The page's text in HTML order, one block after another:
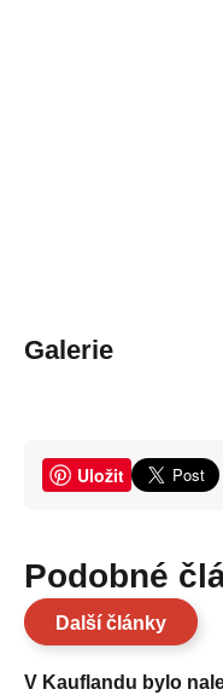
Galerie
Uložit
Podobné
Další články
V Kauflandu bylo